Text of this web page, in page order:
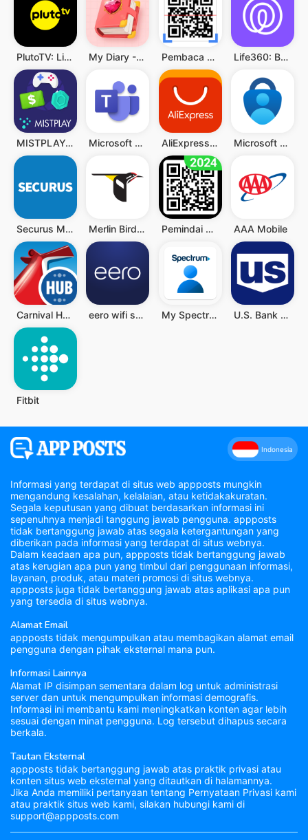
PlutoTV: Live TV & Free Movies My Diary - Diary With Lock Pembaca QR & Kode Batang Life360: Berbagi Lokasi
MISTPLAY: Play to Earn Money Microsoft Teams AliExpress - Shopping App Microsoft Authenticator
Securus Mobile Merlin Bird ID by Cornell Lab Pemindai QR - Barcode Scanner AAA Mobile
Carnival HUB eero wifi system My Spectrum U.S. Bank Mobile Banking
Fitbit
Indonesia
Informasi yang terdapat di situs web appposts mungkin
mengandung kesalahan, kelalaian, atau ketidakakuratan.
Segala keputusan yang dibuat berdasarkan informasi ini
sepenuhnya menjadi tanggung jawab pengguna. appposts
tidak bertanggung jawab atas segala ketergantungan yang
diberikan pada informasi yang terdapat di situs webnya.
Dalam keadaan apa pun, appposts tidak bertanggung jawab
atas kerugian apa pun yang timbul dari penggunaan informasi,
layanan, produk, atau materi promosi di situs webnya.
appposts juga tidak bertanggung jawab atas aplikasi apa pun
yang tersedia di situs webnya.
Alamat Email
appposts tidak mengumpulkan atau membagikan alamat email
pengguna dengan pihak eksternal mana pun.
Informasi Lainnya
Alamat IP disimpan sementara dalam log untuk administrasi
server dan untuk mengumpulkan informasi demografis.
Informasi ini membantu kami meningkatkan konten agar lebih
sesuai dengan minat pengguna. Log tersebut dihapus secara
berkala.
Tautan Eksternal
appposts tidak bertanggung jawab atas praktik privasi atau
konten situs web eksternal yang ditautkan di halamannya.
Jika Anda memiliki pertanyaan tentang Pernyataan Privasi kami
atau praktik situs web kami, silakan hubungi kami di
support@appposts.com